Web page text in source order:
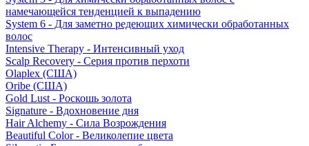
намечающейся тенденцией к выпадению
System 6 - Для заметно редеющих химически обработанных
волос
Intensive Therapy - Интенсивный уход
Scalp Recovery - Серия против перхоти
Olaplex (США)
Oribe (США)
Gold Lust - Роскошь золота
Signature - Вдохновение дня
Hair Alchemy - Сила Возрождения
Beautiful Color - Великолепие цвета